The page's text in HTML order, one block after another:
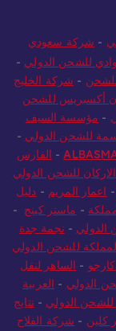
- شركة سعودي
للشحن الدولي -
- شركة الخليج
أكسبريس للشحن
- مؤسسة السيف
للشحن الدولي -
- الفارس
للشحن الدولي
- اعمار المريم - دليل
- ماستر كينج -
الدولي - نجمة جدة
للشحن الدولي
- الساهر لنقل
الدولي - العربية
للشحن الدولي - نتايج
كلين - شركة الفلاح